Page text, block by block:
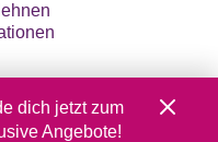
dich jetzt zum
Angebote!